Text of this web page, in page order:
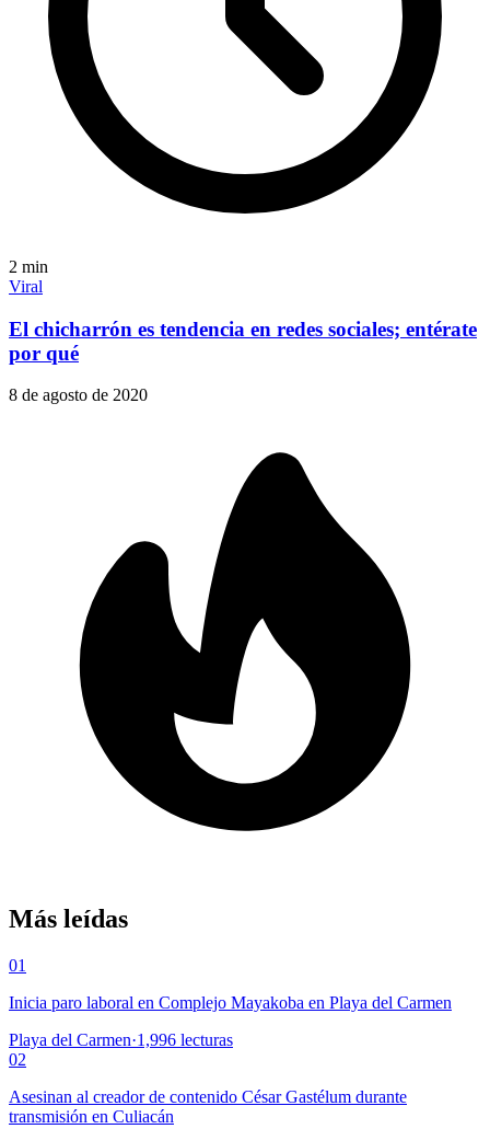
2 min
Viral
El chicharrón es tendencia en redes sociales; entérate
por qué
8 de agosto de 2020
Más leídas
01
Inicia paro laboral en Complejo Mayakoba en Playa del Carmen
Playa del Carmen·1,996 lecturas
02
Asesinan al creador de contenido César Gastélum durante
transmisión en Culiacán